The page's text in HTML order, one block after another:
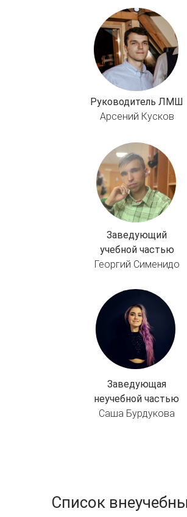
Руководитель ЛМШ
Арсений Кусков
Заведующая
неучебной частью
Саша Бурдукова
Заведующий
учебной частью
Георгий Сименидо
Список